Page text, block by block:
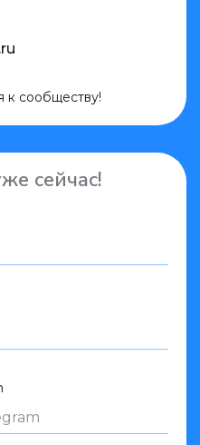
к сообществу!
сейчас!